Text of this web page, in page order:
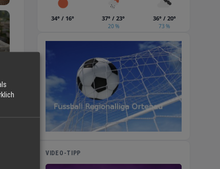
34° / 16° 37° / 23°
20 %
36° / 20°
73 %
VIDEO-TIPP